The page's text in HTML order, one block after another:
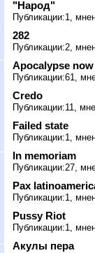
"Народ"
Публикации:1,
282
Публикации:2,
Apocalypse now
Публикации:61,
Credo
Публикации:11,
Failed state
Публикации:1,
In memoriam
Публикации:27,
Pax
Публикации:1,
Pussy Riot
Публикации:1,
Акулы пера